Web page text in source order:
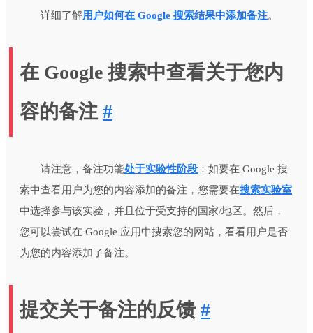
详细了解用户如何在 Google 搜索结果中添加备注。
在 Google 搜索中查看关于您内
容的备注 #
请注意，备注功能处于实验性阶段 ：如要在 Google 搜
索中查看用户为您的内容添加的备注，您需要在搜索实验室
中选择参与该实验，并且位于受支持的国家/地区。然后，
您可以尝试在 Google 应用中搜索您的网站，看看用户是否
为您的内容添加了备注。
提交关于备注的反馈#